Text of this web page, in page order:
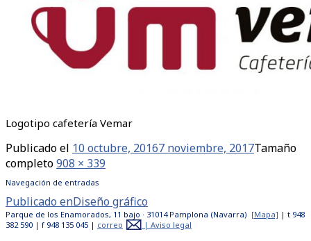
Logotipo cafetería Vemar
Publicado el 10 octubre, 20167 noviembre, 2017Tamaño
completo908 × 339
Navegación de entradas
Publicado enDiseño gráfico
Parque de los Enamorados, 11 bajo · 31014 Pamplona (Navarra) [Mapa] | t 948
382 590 | f 948 135 045 | correo | Aviso legal